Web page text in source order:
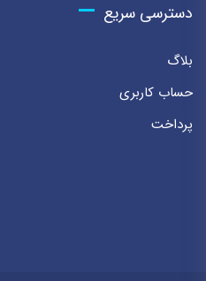
دسترسی سریع
بلاگ
حساب کاربری
پرداخت